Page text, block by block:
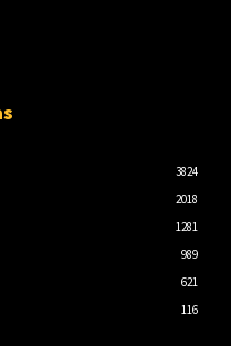
3824
2018
1281
989
621
116